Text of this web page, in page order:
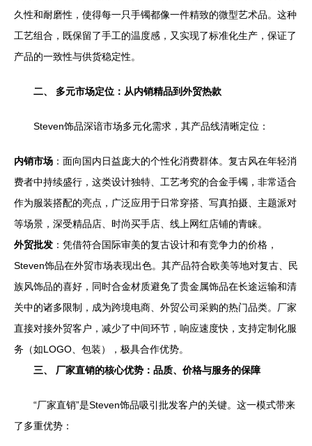
久性和耐磨性，使得每一只手镯都像一件精致的微型艺术品。这种
工艺组合，既保留了手工的温度感，又实现了标准化生产，保证了
产品的一致性与供货稳定性。
二、 多元市场定位：从内销精品到外贸热款
Steven饰品深谙市场多元化需求，其产品线清晰定位：
内销市场 ：面向国内日益庞大的个性化消费群体。复古风在年轻消
费者中持续盛行，这类设计独特、工艺考究的合金手镯，非常适合
作为服装搭配的亮点，广泛应用于日常穿搭、写真拍摄、主题派对
等场景，深受精品店、时尚买手店、线上网红店铺的青睐。
外贸批发 ：凭借符合国际审美的复古设计和有竞争力的价格，
Steven饰品在外贸市场表现出色。其产品符合欧美等地对复古、民
族风饰品的喜好，同时合金材质避免了贵金属饰品在长途运输和清
关中的诸多限制，成为跨境电商、外贸公司采购的热门品类。厂家
直接对接外贸客户，减少了中间环节，响应速度快，支持定制化服
务（如LOGO、包装），极具合作优势。
三、 厂家直销的核心优势：品质、价格与服务的保障
“厂家直销”是Steven饰品吸引批发客户的关键。这一模式带来
了多重优势：